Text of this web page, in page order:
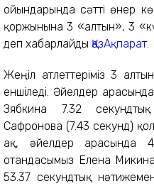
ойындарында сәтті өнер
қоржынына 3 «алтын», 3
деп хабарлайды ҚазАқпарат.
Жеңіл атлеттеріміз 3
еншіледі. Әйелдер
Зябкина 7.32
Сафронова (7.43 секунд)
ақ, әйелдер арасында
отандасымыз Елена
53.37 секундтық